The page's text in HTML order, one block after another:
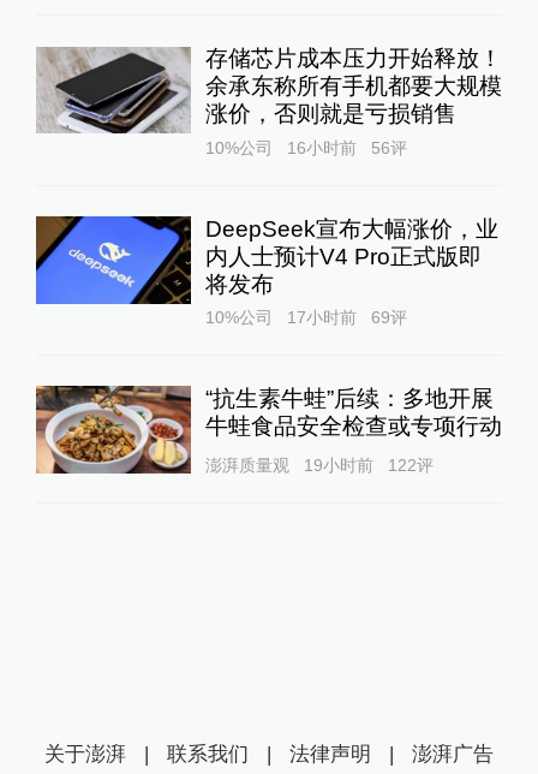
存储芯片成本压力开始释放！
余承东称所有手机都要大规模
涨价，否则就是亏损销售
10%公司 16小时前 56评
DeepSeek宣布大幅涨价，业
内人士预计V4 Pro正式版即
将发布
10%公司 17小时前 69评
“抗生素牛蛙”后续：多地开展
牛蛙食品安全检查或专项行动
澎湃质量观 19小时前 122评
关于澎湃 | 联系我们 | 法律声明 | 澎湃广告